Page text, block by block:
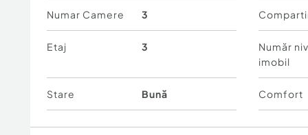
✔ Avantaje:
* centrală termică Vaillant (2021)
* instalațiile și conductele blocului schimbate
* tâmplărie PVC
* parchet din lemn masiv
Numar Camere 3
Etaj 3
Număr
imobil
Stare Bună Comfort